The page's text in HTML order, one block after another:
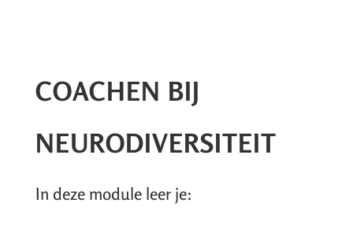
COACHEN BIJ
NEURODIVERSITEIT
In deze module leer je: